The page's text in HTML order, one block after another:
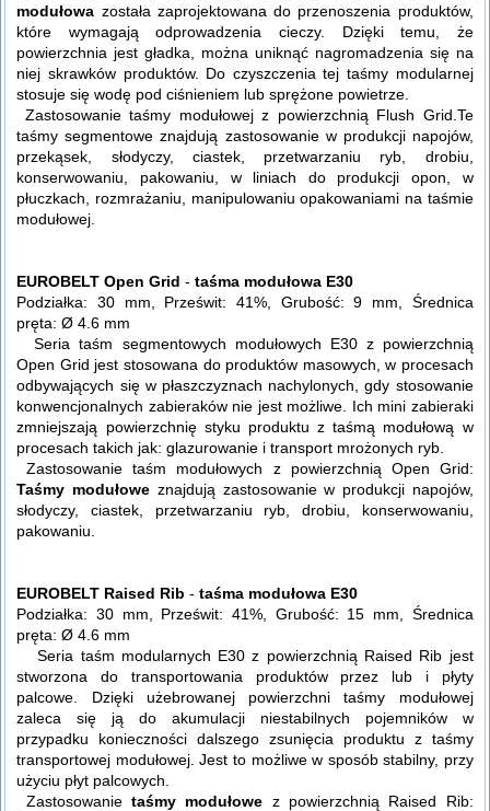
modułowa została zaprojektowana do przenoszenia produktów,
które wymagają odprowadzenia cieczy. Dzięki temu, że
powierzchnia jest gładka, można uniknąć nagromadzenia się na
niej skrawków produktów. Do czyszczenia tej taśmy modularnej
stosuje się wodę pod ciśnieniem lub sprężone powietrze.
Zastosowanie taśmy modułowej z powierzchnią Flush Grid.Te
taśmy segmentowe znajdują zastosowanie w produkcji napojów,
przekąsek, słodyczy, ciastek, przetwarzaniu ryb, drobiu,
konserwowaniu, pakowaniu, w liniach do produkcji opon, w
płuczkach, rozmrażaniu, manipulowaniu opakowaniami na taśmie
modułowej.
EUROBELT Open Grid - taśma modułowa E30
Podziałka: 30 mm, Prześwit: 41%, Grubość: 9 mm, Średnica
pręta: Ø 4.6 mm
Seria taśm segmentowych modułowych E30 z powierzchnią
Open Grid jest stosowana do produktów masowych, w procesach
odbywających się w płaszczyznach nachylonych, gdy stosowanie
konwencjonalnych zabieraków nie jest możliwe. Ich mini zabieraki
zmniejszają powierzchnię styku produktu z taśmą modułową w
procesach takich jak: glazurowanie i transport mrożonych ryb.
Zastosowanie taśm modułowych z powierzchnią Open Grid:
Taśmy modułowe znajdują zastosowanie w produkcji napojów,
słodyczy, ciastek, przetwarzaniu ryb, drobiu, konserwowaniu,
pakowaniu.
EUROBELT Raised Rib- taśma modułowa E30
Podziałka: 30 mm, Prześwit: 41%, Grubość: 15 mm, Średnica
pręta: Ø 4.6 mm
Seria taśm modularnych E30 z powierzchnią Raised Rib jest
stworzona do transportowania produktów przez lub i płyty
palcowe. Dzięki użebrowanej powierzchni taśmy modułowej
zaleca się ją do akumulacji niestabilnych pojemników w
przypadku konieczności dalszego zsunięcia produktu z taśmy
transportowej modułowej. Jest to możliwe w sposób stabilny, przy
użyciu płyt palcowych.
Zastosowanie taśmy modułowe z powierzchnią Raised Rib: